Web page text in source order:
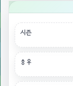
시즌
♂♀